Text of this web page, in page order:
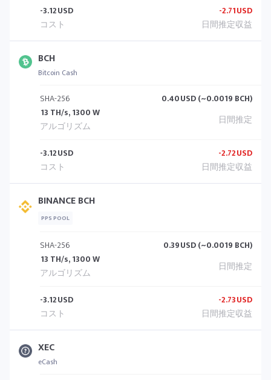
-3.12USD -2.71USD
BCH
Bitcoin Cash
SHA-256
13 TH/s, 1300 W
0.40USD (~0.0019 BCH)
-3.12USD -2.72USD
BINANCE BCH
PPS POOL
SHA-256
13 TH/s, 1300 W
0.39USD (~0.0019 BCH)
-3.12USD -2.73USD
XEC
eCash